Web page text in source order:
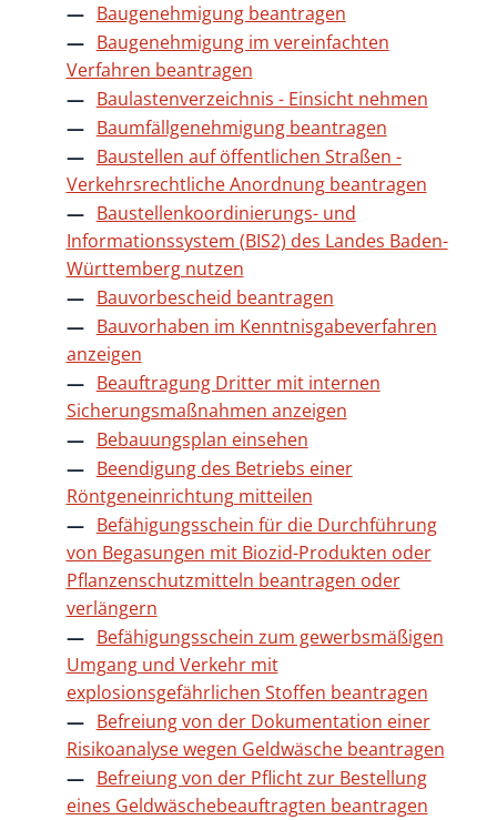
Baugenehmigung beantragen
Baugenehmigung im vereinfachten
Verfahren beantragen
Baulastenverzeichnis - Einsicht nehmen
Baumfällgenehmigung beantragen
Baustellen auf öffentlichen Straßen -
Verkehrsrechtliche Anordnung beantragen
Baustellenkoordinierungs- und
Informationssystem (BIS2) des Landes Baden-
Württemberg nutzen
Bauvorbescheid beantragen
Bauvorhaben im Kenntnisgabeverfahren
anzeigen
Beauftragung Dritter mit internen
Sicherungsmaßnahmen anzeigen
Bebauungsplan einsehen
Beendigung des Betriebs einer
Röntgeneinrichtung mitteilen
Befähigungsschein für die Durchführung
von Begasungen mit Biozid-Produkten oder
Pflanzenschutzmitteln beantragen oder
verlängern
Befähigungsschein zum gewerbsmäßigen
Umgang und Verkehr mit
explosionsgefährlichen Stoffen beantragen
Befreiung von der Dokumentation einer
Risikoanalyse wegen Geldwäsche beantragen
Befreiung von der Pflicht zur Bestellung
eines Geldwäschebeauftragten beantragen